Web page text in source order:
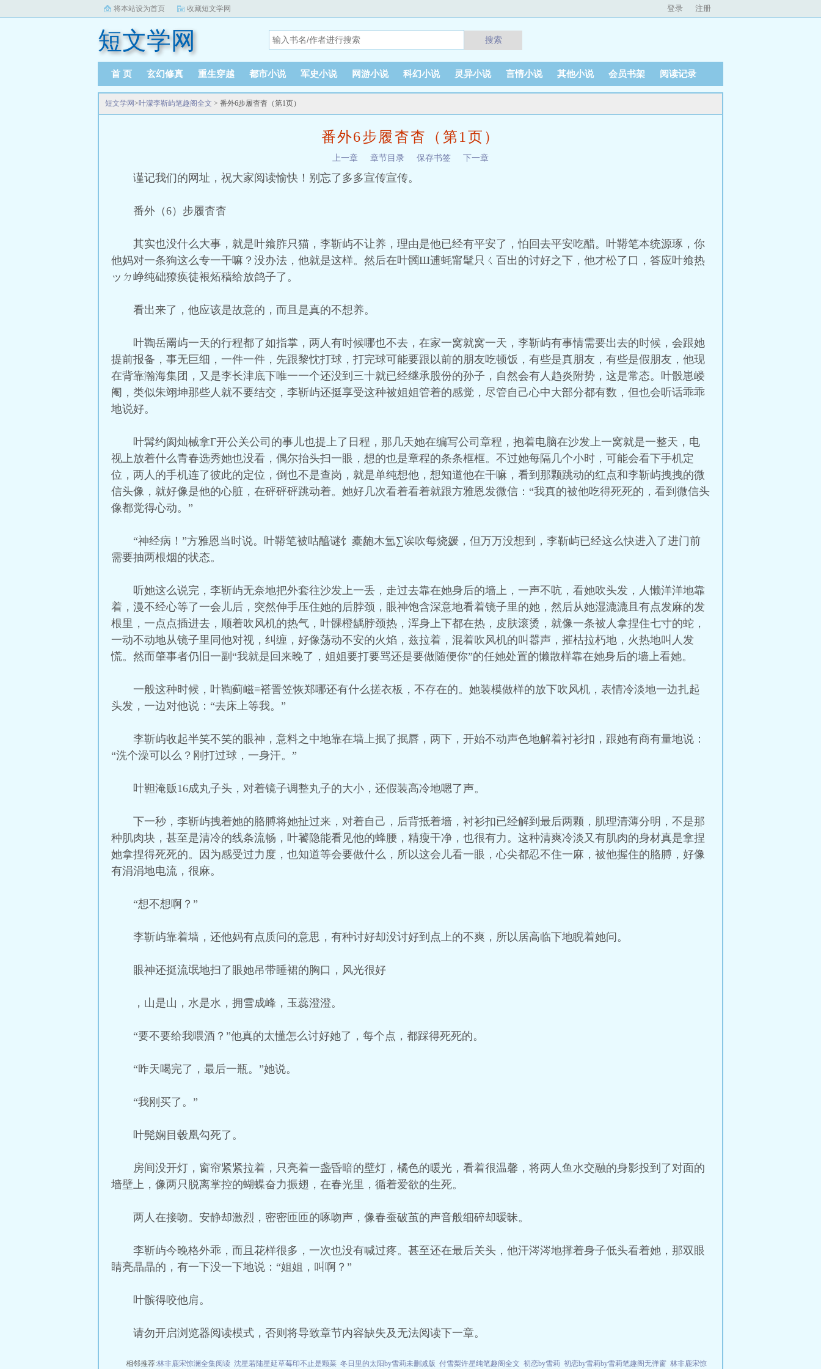
将本站设为首页 收藏短文学网 登录 注册
短文学网 搜索
首 页 玄幻修真 重生穿越 都市小说 军史小说 网游小说 科幻小说 灵异小说 言情小说 其他小说 会员书架 阅读记录
短文学网>叶濛李靳屿笔趣阁全文 > 番外6步履杳杳（第1页）
番外6步履杳杳（第1页）
上一章 章节目录 保存书签 下一章
谨记我们的网址，祝大家阅读愉快！别忘了多多宣传宣传。
番外（6）步履杳杳
其实也没什么大事，就是叶飨胙只猫，李靳屿不让养，理由是他已经有平安了，怕回去平安吃醋。叶鞯笔本统源琢，你
他妈对一条狗这么专一干嘛？没办法，他就是这样。然后在叶髑Ш逋蚝甯髦只ㄑ百出的讨好之下，他才松了口，答应叶飨热
ッㄉ峥纯础獠痪徒裉炻穑给放鸽子了。
看出来了，他应该是故意的，而且是真的不想养。
叶鞫岳罱屿一天的行程都了如指掌，两人有时候哪也不去，在家一窝就窝一天，李靳屿有事情需要出去的时候，会跟她
提前报备，事无巨细，一件一件，先跟黎忱打球，打完球可能要跟以前的朋友吃顿饭，有些是真朋友，有些是假朋友，他现
在背靠瀚海集团，又是李长津底下唯一一个还没到三十就已经继承股份的孙子，自然会有人趋炎附势，这是常态。叶骰崽嵝
阉，类似朱翊坤那些人就不要结交，李靳屿还挺享受这种被姐姐管着的感觉，尽管自己心中大部分都有数，但也会听话乖乖
地说好。
叶髯约阂灿械拿Γ开公关公司的事儿也提上了日程，那几天她在编写公司章程，抱着电脑在沙发上一窝就是一整天，电
视上放着什么青春选秀她也没看，偶尔抬头扫一眼，想的也是章程的条条框框。不过她每隔几个小时，可能会看下手机定
位，两人的手机连了彼此的定位，倒也不是查岗，就是单纯想他，想知道他在干嘛，看到那颗跳动的红点和李靳屿拽拽的微
信头像，就好像是他的心脏，在砰砰砰跳动着。她好几次看着看着就跟方雅恩发微信：“我真的被他吃得死死的，看到微信头
像都觉得心动。”
“神经病！”方雅恩当时说。叶鞯笔被咕醯谜饣橐龅木氲∑诶吹每烧媛，但万万没想到，李靳屿已经这么快进入了进门前
需要抽两根烟的状态。
听她这么说完，李靳屿无奈地把外套往沙发上一丢，走过去靠在她身后的墙上，一声不吭，看她吹头发，人懒洋洋地靠
着，漫不经心等了一会儿后，突然伸手压住她的后脖颈，眼神饱含深意地看着镜子里的她，然后从她湿漉漉且有点发麻的发
根里，一点点插进去，顺着吹风机的热气，叶髁橙龋脖颈热，浑身上下都在热，皮肤滚烫，就像一条被人拿捏住七寸的蛇，
一动不动地从镜子里同他对视，纠缠，好像荡动不安的火焰，兹拉着，混着吹风机的叫嚣声，摧枯拉朽地，火热地叫人发
慌。然而肇事者仍旧一副“我就是回来晚了，姐姐要打要骂还是要做随便你”的任她处置的懒散样靠在她身后的墙上看她。
一般这种时候，叶鞫蓟嵫≡褡詈笠恢郑哪还有什么搓衣板，不存在的。她装模做样的放下吹风机，表情冷淡地一边扎起
头发，一边对他说：“去床上等我。”
李靳屿收起半笑不笑的眼神，意料之中地靠在墙上抿了抿唇，两下，开始不动声色地解着衬衫扣，跟她有商有量地说：
“洗个澡可以么？刚打过球，一身汗。”
叶靼淹贩16成丸子头，对着镜子调整丸子的大小，还假装高冷地嗯了声。
下一秒，李靳屿拽着她的胳膊将她扯过来，对着自己，后背抵着墙，衬衫扣已经解到最后两颗，肌理清薄分明，不是那
种肌肉块，甚至是清冷的线条流畅，叶饕隐能看见他的蜂腰，精瘦干净，也很有力。这种清爽冷淡又有肌肉的身材真是拿捏
她拿捏得死死的。因为感受过力度，也知道等会要做什么，所以这会儿看一眼，心尖都忍不住一麻，被他握住的胳膊，好像
有涓涓地电流，很麻。
“想不想啊？”
李靳屿靠着墙，还他妈有点质问的意思，有种讨好却没讨好到点上的不爽，所以居高临下地睨着她问。
眼神还挺流氓地扫了眼她吊带睡裙的胸口，风光很好
，山是山，水是水，拥雪成峰，玉蕊澄澄。
“要不要给我喂酒？”他真的太懂怎么讨好她了，每个点，都踩得死死的。
“昨天喝完了，最后一瓶。”她说。
“我刚买了。”
叶髡娴目毂凰勾死了。
房间没开灯，窗帘紧紧拉着，只亮着一盏昏暗的壁灯，橘色的暖光，看着很温馨，将两人鱼水交融的身影投到了对面的
墙壁上，像两只脱离掌控的蝴蝶奋力振翅，在春光里，循着爱欲的生死。
两人在接吻。安静却激烈，密密匝匝的啄吻声，像春蚕破茧的声音般细碎却暧昧。
李靳屿今晚格外乖，而且花样很多，一次也没有喊过疼。甚至还在最后关头，他汗涔涔地撑着身子低头看着她，那双眼
睛亮晶晶的，有一下没一下地说：“姐姐，叫啊？”
叶髌得咬他肩。
请勿开启浏览器阅读模式，否则将导致章节内容缺失及无法阅读下一章。
相邻推荐:林非鹿宋惊澜全集阅读 沈星若陆星延草莓印不止是颗菜 冬日里的太阳by雪莉未删减版 付雪梨许星纯笔趣阁全文 初恋by雪莉 初恋by雪莉by雪莉笔趣阁无弹窗 林非鹿宋惊